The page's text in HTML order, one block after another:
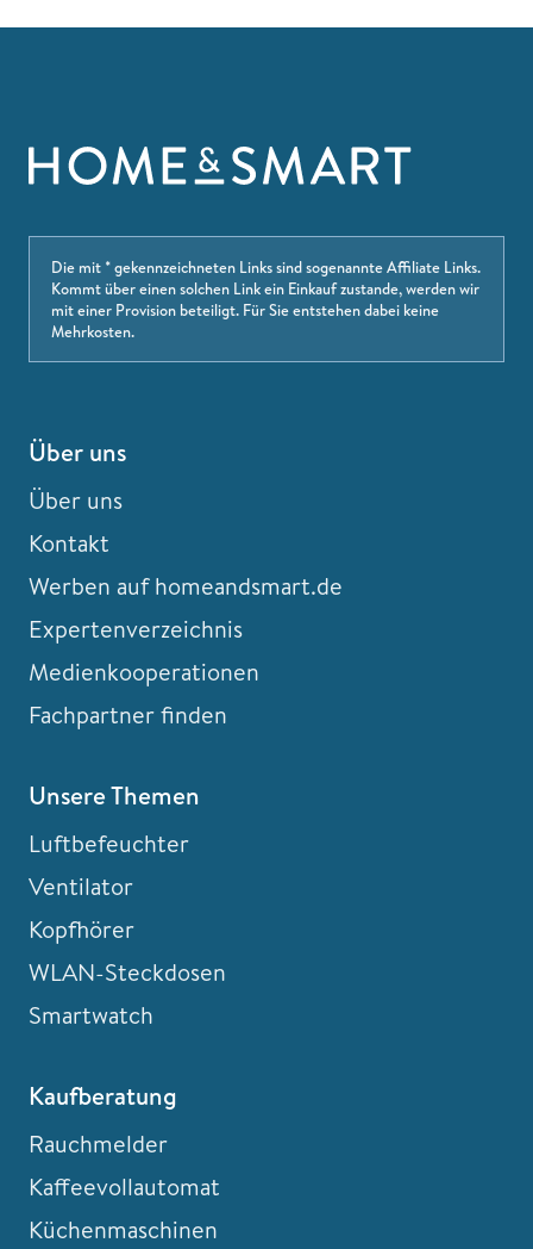
Die mit * gekennzeichneten Links sind sogenannte Affiliate Links.
Kommt über einen solchen Link ein Einkauf zustande, werden wir
mit einer Provision beteiligt. Für Sie entstehen dabei keine
Mehrkosten.
Über uns
Über uns
Kontakt
Werben auf homeandsmart.de
Expertenverzeichnis
Medienkooperationen
Fachpartner finden
Unsere Themen
Luftbefeuchter
Ventilator
Kopfhörer
WLAN-Steckdosen
Smartwatch
Kaufberatung
Rauchmelder
Kaffeevollautomat
Küchenmaschinen